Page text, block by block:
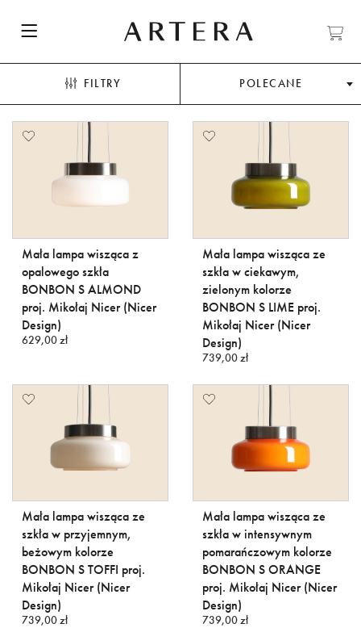
FILTRY POLECANE
Mała lampa wisząca z
opalowego szkła
BONBON S ALMOND
proj. Mikołaj Nicer (Nicer
Design)
629,00 zł
Mała lampa wisząca ze
szkła w ciekawym,
zielonym kolorze
BONBON S LIME proj.
Mikołaj Nicer (Nicer
Design)
739,00 zł
Mała lampa wisząca ze
szkła w przyjemnym,
beżowym kolorze
BONBON S TOFFI proj.
Mikołaj Nicer (Nicer
Design)
739,00 zł
Mała lampa wisząca ze
szkła w intensywnym
pomarańczowym kolorze
BONBON S ORANGE
proj. Mikołaj Nicer (Nicer
Design)
739,00 zł